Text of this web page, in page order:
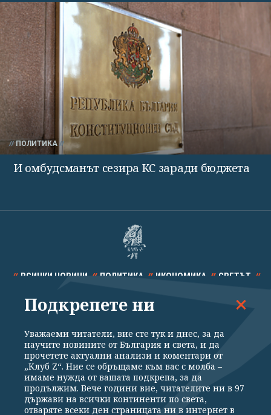
ПОЛИТИКА
И омбудсманът сезира КС заради бюджета
ВСИЧКИ НОВИНИ ПОЛИТИКА ИКОНОМИКА СВЕТЪТ
СПОРТ КУЛТУРА ТЕХНОЛОГИИ КАЛЕЙДОСКОП
Общи условия
Политика за поверителност
Реклама
Партньори Контакти За Клуб Z
Подкрепете ни
Уважаеми читатели, вие сте тук и днес, за да
научите новините от България и света, и да
прочетете актуални анализи и коментари от
„Клуб Z“. Ние се обръщаме към вас с молба –
имаме нужда от вашата подкрепа, за да
продължим. Вече години вие, читателите ни в 97
държави на всички континенти по света,
отваряте всеки ден страницата ни в интернет в